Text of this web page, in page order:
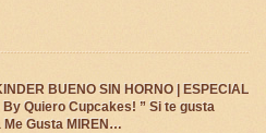
BUENO SIN HORNO | ESPECIAL
By Quiero Cupcakes! ” Si te gusta
Me Gusta MIREN…